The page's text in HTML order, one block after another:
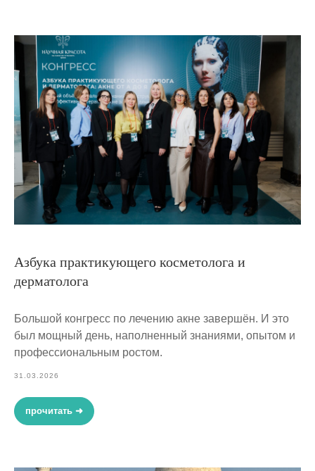
Азбука практикующего косметолога и
дерматолога
Большой конгресс по лечению акне завершён. И это
был мощный день, наполненный знаниями, опытом и
профессиональным ростом.
31.03.2026
прочитать ➜